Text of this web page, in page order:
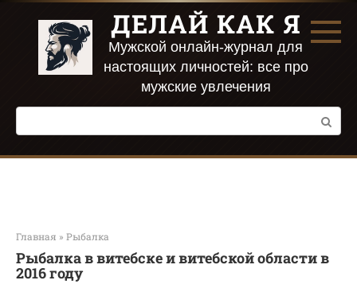
Перейти
контенту
ДЕЛАЙ КАК Я
Мужской онлайн-журнал для
настоящих личностей: все про
мужские увлечения
Поиск:
Главная » Рыбалка
Рыбалка в витебске и витебской области в
2016 году